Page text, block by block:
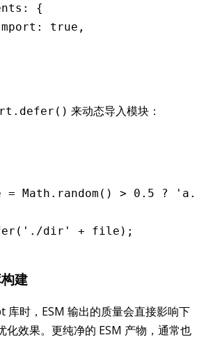
:
{
: true ,
来动态导入模块：
= Math .random () > 0.5 ?
( './dir' + file);
建
库时，ESM 输出的质量会直接影响下
化效果。更纯净的 ESM 产物，通常也